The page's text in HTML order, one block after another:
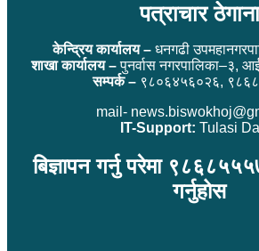
पत्राचार ठेगाना
केन्द्रिय कार्यालय – धनगढी
शाखा कार्यालय –पुनर्वास नगरपालिका–३,
सम्पर्क –९८०६४५६०२६,
mail-
IT-Support: Tulasi
बिज्ञापन गर्नु परेमा
गर्नुहोस